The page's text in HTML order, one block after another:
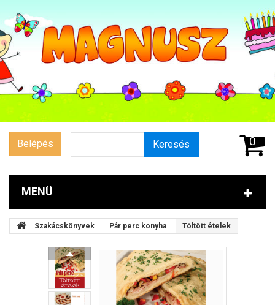
Belépés Keresés 0
MENÜ
Szakácskönyvek Pár perc konyha Töltött ételek